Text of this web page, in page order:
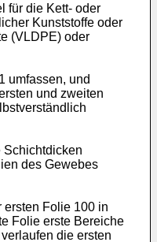
für die Kett- oder
Kunststoffe oder
(VLDPE) oder
umfassen, und
und zweiten
Schichtdicken
des Gewebes
ersten Folie 100 in
Folie erste Bereiche
die ersten